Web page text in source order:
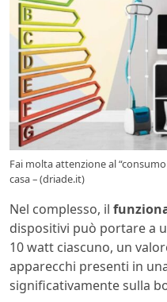
Fai molta attenzione al
casa – (driade.it)
Nel complesso, il
dispositivi può portare a
10 watt ciascuno, un
apparecchi presenti in
significativamente sulla